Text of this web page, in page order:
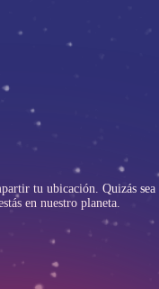
tu ubicación. Quizás sea
en nuestro planeta.